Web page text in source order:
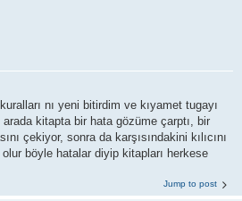
nı yeni bitirdim ve kıyamet tugayı
kitapta bir hata gözüme çarptı, bir
çekiyor, sonra da karşısındakini kılıcını
böyle hatalar diyip kitapları herkese
Jump to post